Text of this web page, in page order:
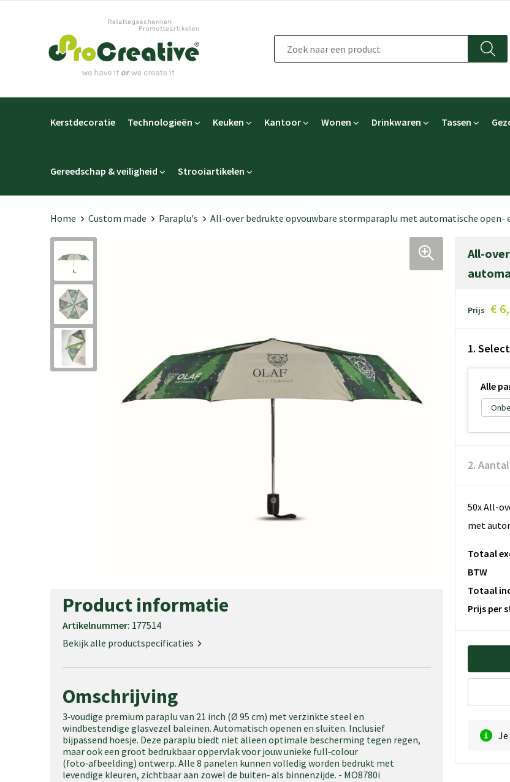
Kerstdecoratie Technologieën Keuken Kantoor Wonen Drinkwaren Tassen
Gereedschap & veiligheid Strooiartikelen
Home Custom made Paraplu's All-over bedrukte opvouwbare stormparaplu met automatische open-
Product informatie
Artikelnummer: 177514
Bekijk alle productspecificaties
Omschrijving
3‑voudige premium paraplu van 21 inch (Ø 95 cm) met verzinkte steel en
windbestendige glasvezel baleinen. Automatisch openen en sluiten. Inclusief
bijpassend hoesje. Deze paraplu biedt niet alleen optimale bescherming tegen regen,
maar ook een groot bedrukbaar oppervlak voor jouw unieke full‑colour
(foto‑afbeelding) ontwerp. Alle 8 panelen kunnen volledig worden bedrukt met
levendige kleuren, zichtbaar aan zowel de buiten‑ als binnenzijde. - MO8780i
All-
Prijs €
1.
Alle
2.
50x All-
met
Totaal
BTW
Totaal
Prijs per